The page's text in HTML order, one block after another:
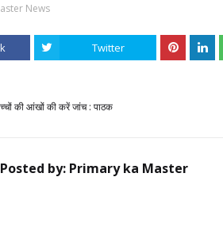
News
Twitter
की आंखों की करें जांच : पाठक
Posted by: Primary ka Master